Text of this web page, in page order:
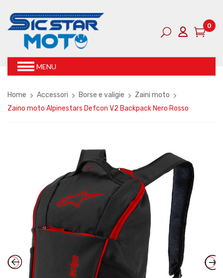
0
MENU
Home Accessori Borse e valigie
Zaini moto
Zaino moto Alpinestars Defcon V2 Backpack Nero Rosso